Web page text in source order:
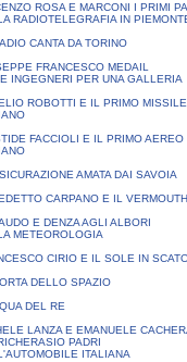
ROSA E MARCONI I PRIMI
RADIOTELEGRAFIA IN
CANTA DA TORINO
FRANCESCO MEDAIL
INGEGNERI PER UNA GALLERIA
ROBOTTI E IL PRIMO MISSILE
FACCIOLI E IL PRIMO AEREO
AMATA DAI SAVOIA
CARPANO E IL
E DENZA AGLI ALBORI
METEOROLOGIA
CIRIO E IL SOLE IN
DELLO SPAZIO
DEL RE
LANZA E EMANUELE
PADRI
ITALIANA